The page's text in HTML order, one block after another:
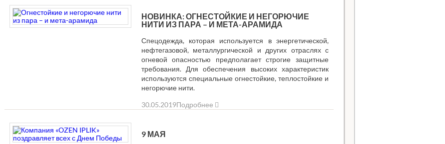
НОВИНКА: ОГНЕСТОЙКИЕ И НЕГОРЮЧИЕ
НИТИ ИЗ ПАРА – И МЕТА-АРАМИДА
Спецодежда, которая используется в энергетической,
нефтегазовой, металлургической и других отраслях с
огневой опасностью предполагает строгие защитные
требования. Для обеспечения высоких характеристик
используются специальные огнестойкие, теплостойкие и
негорючие нити.
30.05.2019Подробнее
9 МАЯ